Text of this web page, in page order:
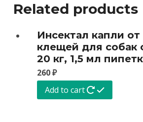
Related products
Инсектал капли
клещей для собак
20 кг, 1,5 мл
260₽
Add to cart